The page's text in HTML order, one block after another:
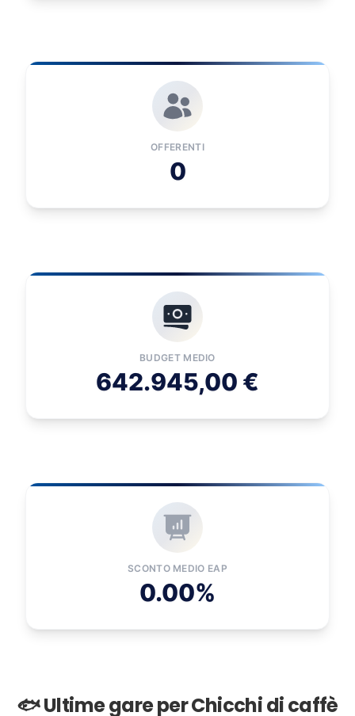
OFFERENTI
0
BUDGET MEDIO
642.945,00 €
SCONTO MEDIO EAP
0.00%
🐟 Ultime gare per Chicchi di caffè